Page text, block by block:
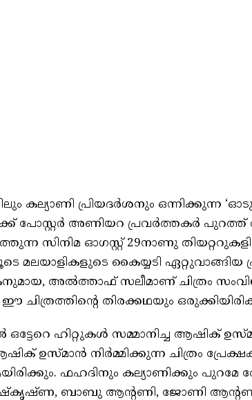
കല്യാണി പ്രിയദർശനും ഒന്നിക്കുന്ന
പോസ്റ്റർ അണിയറ പ്രവർത്തകർ പുറത്ത്
സിനിമ ഓഗസ്റ്റ് 29നാണു
മലയാളികളുടെ കൈയ്യടി ഏറ്റുവാങ്ങിയ
അൽത്താഫ് സലീമാണ് ചിത്രം
ചിത്രത്തിന്റെ തിരക്കഥയും
ഒട്ടേറെ ഹിറ്റുകൾ സമ്മാനിച്ച ആഷിക്
ഉസ്മാൻ നിർമ്മിക്കുന്ന ചിത്രം
ഫഹദിനും കല്യാണിക്കും പുറമേ
ബാബു ആൻ്റണി, ജോണി ആൻ്റണി,